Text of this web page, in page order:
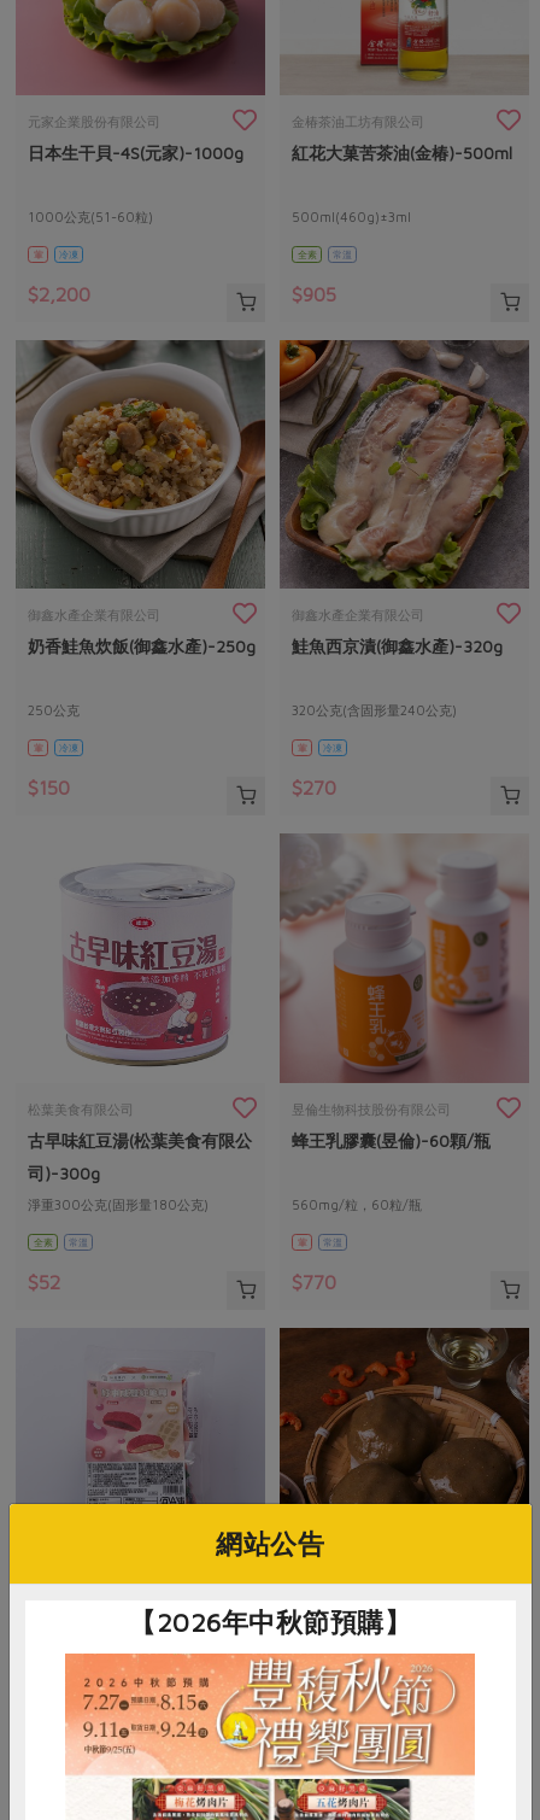
元家企業股份有限公司
日本生干貝-4S(元家)-1000g
1000公克(51-60粒)
葷 冷凍
$2,200
金椿茶油工坊有限公司
紅花大菓苦茶油(金椿)-500ml
500ml(460g)±3ml
全素 常溫
$905
御鑫水產企業有限公司
奶香鮭魚炊飯(御鑫水產)-250g
250公克
葷 冷凍
$150
御鑫水產企業有限公司
鮭魚西京漬(御鑫水產)-320g
320公克(含固形量240公克)
葷 冷凍
$270
松葉美食有限公司
古早味紅豆湯(松葉美食有限公
司)-300g
淨重300公克(固形量180公克)
全素 常溫
$52
昱倫生物科技股份有限公司
蜂王乳膠囊(昱倫)-60顆/瓶
560mg/粒，60粒/瓶
葷 常溫
$770
好事成雙紅龜粿-紅豆/花生(米
棋)-480g/6入
480g/6入(紅豆口味*3+花生口味*3)
冷凍
$270
菜脯米草仔粿(米棋)-300g/3入
300公克(100公克x3入)
葷 冷凍
$135
網站公告
【2026年中秋節預購】